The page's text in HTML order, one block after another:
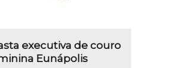
executiva de couro
Eunápolis